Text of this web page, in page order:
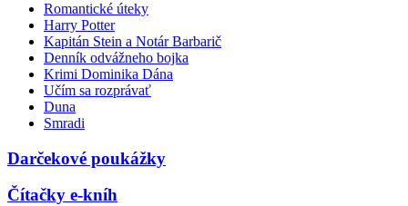
Romantické úteky
Harry Potter
Kapitán Stein a Notár Barbarič
Denník odvážneho bojka
Krimi Dominika Dána
Učím sa rozprávať
Duna
Smradi
Darčekové poukážky
Čítačky e-kníh